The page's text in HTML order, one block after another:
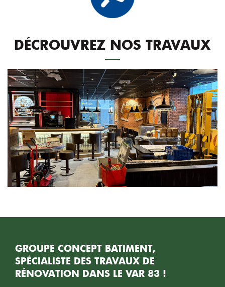
DÉCROUVREZ NOS TRAVAUX
GROUPE CONCEPT BATIMENT,
SPÉCIALISTE DES TRAVAUX DE
RÉNOVATION DANS LE VAR 83 !